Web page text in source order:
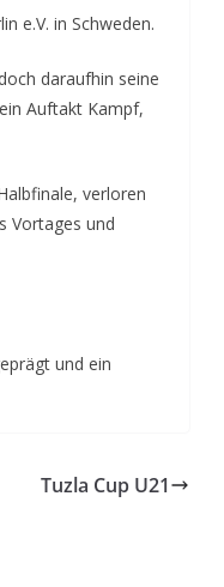
e.V. in Schweden.
daraufhin seine
Auftakt Kampf,
verloren
Vortages und
und ein
Tuzla Cup U21